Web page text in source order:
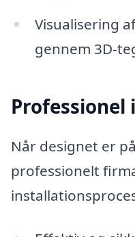
Visualisering
gennem 3D-
Når designet er
professionelt